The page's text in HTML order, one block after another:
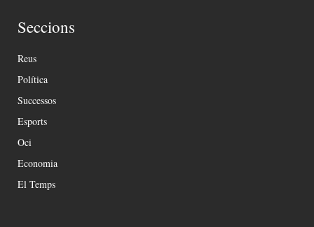
Seccions
Reus
Política
Successos
Esports
Oci
Economia
El Temps